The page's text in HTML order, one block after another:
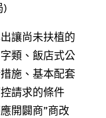
)
讓尚未扶植的
類、飯店式公
施、基本配套
請求的條件
開闢商”商改